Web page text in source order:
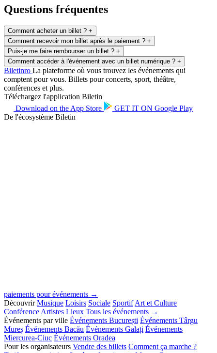
Questions fréquentes
Comment acheter un billet ? +
Comment recevoir mon billet après le paiement ? +
Puis-je me faire rembourser un billet ? +
Comment accéder à l'événement avec un billet numérique ? +
Biletinro La plateforme où vous trouvez les événements qui
comptent pour vous. Billets pour concerts, sport, théâtre,
conférences et plus.
Téléchargez l'application Biletin
Download on the App Store GET IT ON Google Play
De l'écosystème Biletin
paiements pour événements →
Découvrir Musique Loisirs Sociale Sportif Art et Culture
Conférence Artistes Lieux Tous les événements →
Événements par ville Événements București Événements Târgu
Mureș Événements Bacău Événements Galați Événements
Miercurea-Ciuc Événements Oradea
Pour les organisateurs Vendre des billets Comment ça marche ?